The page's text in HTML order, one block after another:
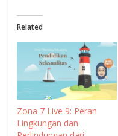
Related
Zona 7 Live 9: Peran
Lingkungan dan